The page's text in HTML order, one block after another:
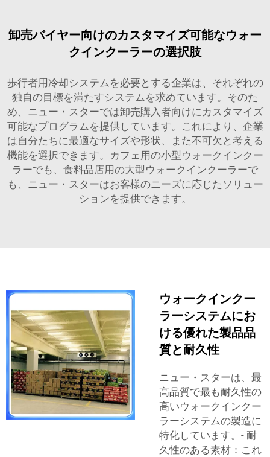
卸売バイヤー向けのカスタマイズ可能なウォー
クインクーラーの選択肢
歩行者用冷却システムを必要とする企業は、それぞれの
独自の目標を満たすシステムを求めています。そのた
め、ニュー・スターでは卸売購入者向けにカスタマイズ
可能なプログラムを提供しています。これにより、企業
は自分たちに最適なサイズや形状、また不可欠と考える
機能を選択できます。カフェ用の小型ウォークインクー
ラーでも、食料品店用の大型ウォークインクーラーで
も、ニュー・スターはお客様のニーズに応じたソリュー
ションを提供できます。
ウォークインクー
ラーシステムにお
ける優れた製品品
質と耐久性
ニュー・スターは、最
高品質で最も耐久性の
高いウォークインクー
ラーシステムの製造に
特化しています。- 耐
久性のある素材：これ